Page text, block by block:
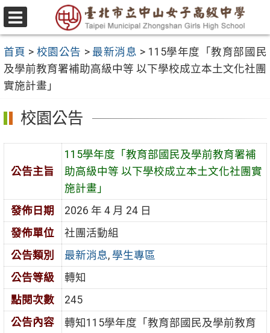
跳
至
要
內
容
區
選
單
首頁 > 校園公告 > 最新消息 > 115學年度「教育部國民
及學前教育署補助高級中等 以下學校成立本土文化社團
實施計畫」
校園公告
公告主旨
115學年度「教育部國民及學前教育署補
助高級中等 以下學校成立本土文化社團實
施計畫」
發佈日期
2026 年 4 月 24 日
發佈單位
社團活動組
公告類別
最新消息, 學生專區
公告等級
轉知
點閱次數
245
公告內容
轉知115學年度「教育部國民及學前教育